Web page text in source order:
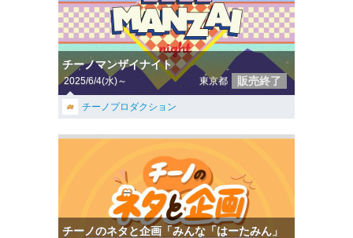
チーノマンザイナイト
2025/6/4(水)～ 東京都 販売終了
チーノプロダクション
チーノのネタと企画「みんな「はーたみん」